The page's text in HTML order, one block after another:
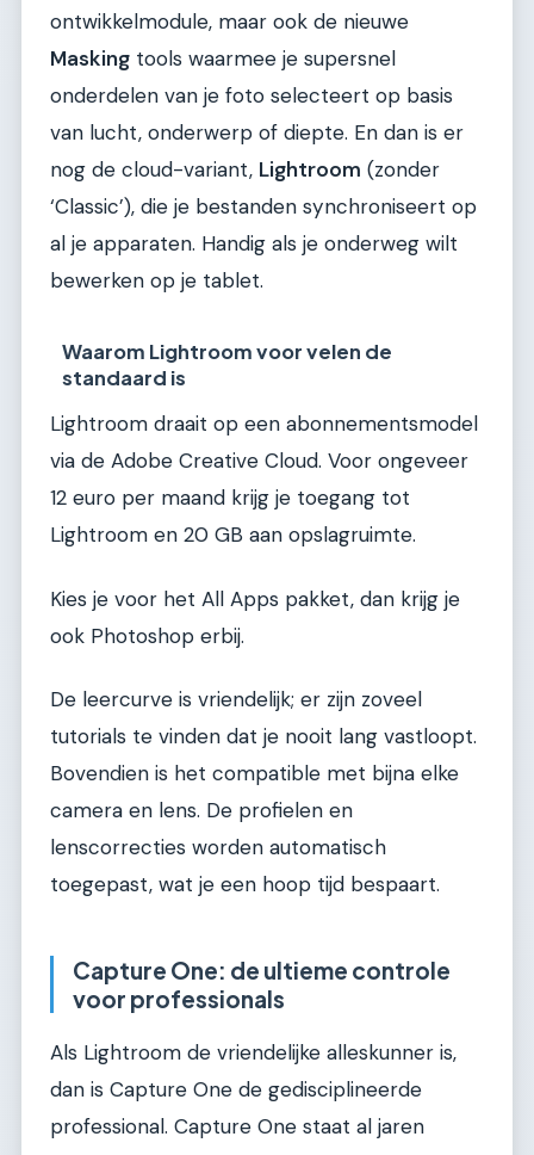
ontwikkelmodule, maar ook de nieuwe
Masking tools waarmee je supersnel
onderdelen van je foto selecteert op basis
van lucht, onderwerp of diepte. En dan is er
nog de cloud-variant, Lightroom (zonder
‘Classic’), die je bestanden synchroniseert op
al je apparaten. Handig als je onderweg wilt
bewerken op je tablet.
Waarom Lightroom voor velen de
standaard is
Lightroom draait op een abonnementsmodel
via de Adobe Creative Cloud. Voor ongeveer
12 euro per maand krijg je toegang tot
Lightroom en 20 GB aan opslagruimte.
Kies je voor het All Apps pakket, dan krijg je
ook Photoshop erbij.
De leercurve is vriendelijk; er zijn zoveel
tutorials te vinden dat je nooit lang vastloopt.
Bovendien is het compatible met bijna elke
camera en lens. De profielen en
lenscorrecties worden automatisch
toegepast, wat je een hoop tijd bespaart.
Capture One: de ultieme controle
voor professionals
Als Lightroom de vriendelijke alleskunner is,
dan is Capture One de gedisciplineerde
professional. Capture One staat al jaren